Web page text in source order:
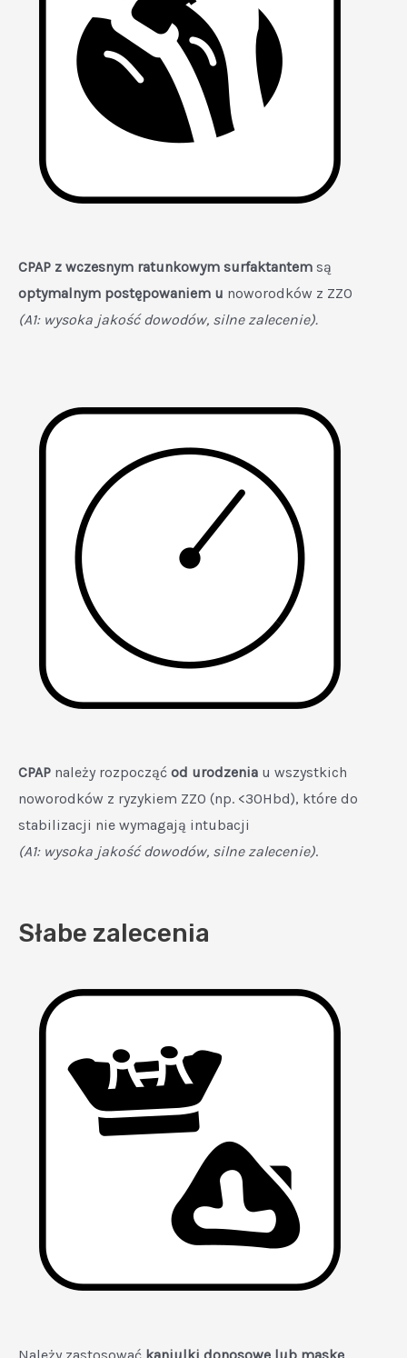
CPAP z wczesnym ratunkowym surfaktantem są
optymalnym postępowaniem u noworodków z ZZO
(A1: wysoka jakość dowodów, silne zalecenie).
CPAP należy rozpocząć od urodzenia u wszystkich
noworodków z ryzykiem ZZO (np. <30Hbd), które do
stabilizacji nie wymagają intubacji
(A1: wysoka jakość dowodów, silne zalecenie).
Słabe zalecenia